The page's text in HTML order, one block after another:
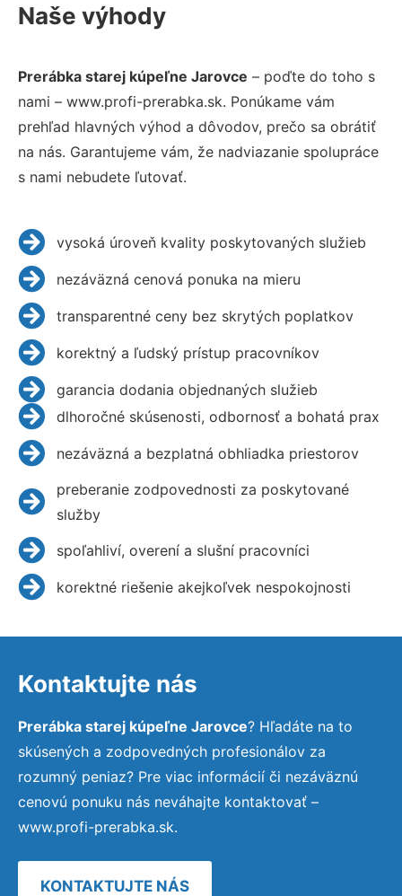
Naše výhody
Prerábka starej kúpeľne Jarovce – poďte do toho s
nami – www.profi-prerabka.sk. Ponúkame vám
prehľad hlavných výhod a dôvodov, prečo sa obrátiť
na nás. Garantujeme vám, že nadviazanie spolupráce
s nami nebudete ľutovať.
vysoká úroveň kvality poskytovaných služieb
nezáväzná cenová ponuka na mieru
transparentné ceny bez skrytých poplatkov
korektný a ľudský prístup pracovníkov
garancia dodania objednaných služieb
dlhoročné skúsenosti, odbornosť a bohatá prax
nezáväzná a bezplatná obhliadka priestorov
preberanie zodpovednosti za poskytované
služby
spoľahliví, overení a slušní pracovníci
korektné riešenie akejkoľvek nespokojnosti
Kontaktujte nás
Prerábka starej kúpeľne Jarovce? Hľadáte na to
skúsených a zodpovedných profesionálov za
rozumný peniaz? Pre viac informácií či nezáväznú
cenovú ponuku nás neváhajte kontaktovať –
www.profi-prerabka.sk.
KONTAKTUJTE NÁS